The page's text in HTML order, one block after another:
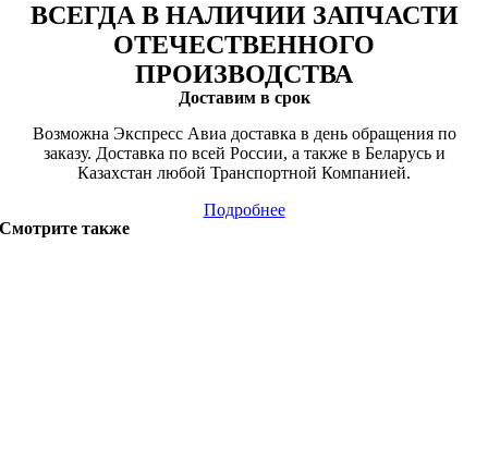
ВСЕГДА В НАЛИЧИИ ЗАПЧАСТИ
ОТЕЧЕСТВЕННОГО
ПРОИЗВОДСТВА
Доставим в срок
Возможна Экспресс Авиа доставка в день обращения по
заказу. Доставка по всей России, а также в Беларусь и
Казахстан любой Транспортной Компанией.
Подробнее
Смотрите также